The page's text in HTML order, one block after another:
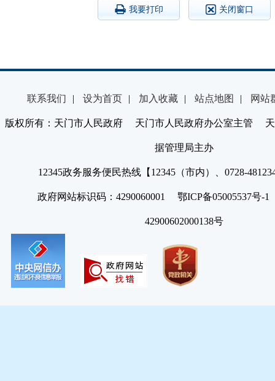
我要打印 关闭窗口
联系我们 | 设为首页 | 加入收藏 | 站点地图 | 网站
版权所有：天门市人民政府 天门市人民政府办公室主管 天
据管理局主办
12345政务服务便民热线【12345（市内）、0728-
政府网站标识码：4290060001 鄂ICP备05005537号
42900602000138号